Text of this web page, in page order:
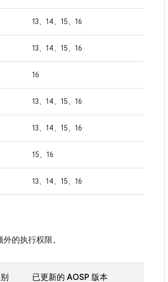
13、14、15、16
13、14、15、16
16
13、14、15、16
13、14、15、16
15、16
13、14、15、16
的执行权限。
已更新的 AOSP 版本